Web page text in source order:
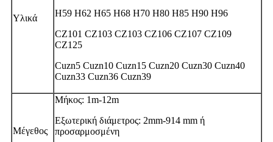
Υλικά
H59 H62 H65 H68 H70 H80 H85 H90 H96
CZ101 CZ103 CZ103 CZ106 CZ107 CZ109
CZ125
Cuzn5 Cuzn10 Cuzn15 Cuzn20 Cuzn30 Cuzn40
Cuzn33 Cuzn36 Cuzn39
Μέγεθος
Μήκος: 1m-12m
Εξωτερική διάμετρος: 2mm-914 mm ή
προσαρμοσμένη